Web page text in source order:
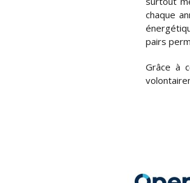
chaque
pairs
Grâce à